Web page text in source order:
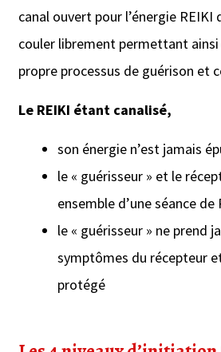
canal ouvert pour l’énergie
couler librement permettant ainsi
propre processus de guérison et
Le REIKI étant canalisé,
son énergie n’est jamais
le « guérisseur » et le
ensemble d’une séance de
le « guérisseur » ne prend
symptômes du récepteur
protégé